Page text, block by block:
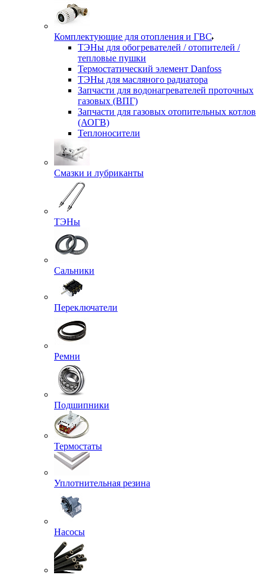
Комплектующие для отопления и ГВС
ТЭНы для обогревателей / отопителей /
тепловые пушки
Термостатический элемент Danfoss
ТЭНы для масляного радиатора
Запчасти для водонагревателей проточных
газовых (ВПГ)
Запчасти для газовых отопительных котлов
(АОГВ)
Теплоносители
Смазки и лубриканты
ТЭНы
Сальники
Переключатели
Ремни
Подшипники
Термостаты
Уплотнительная резина
Насосы